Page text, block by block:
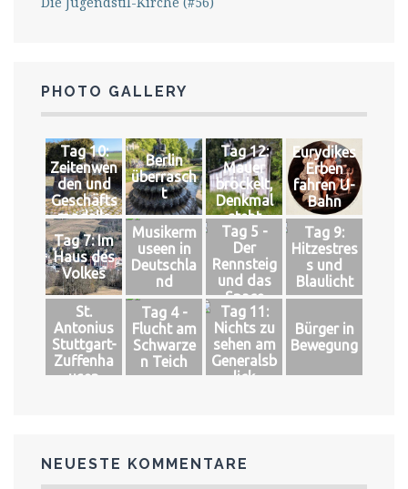
PHOTO GALLERY
Tag 10:
Zeitenwen
den und
Geschäfts
modelle
Berlin
überrasch
t
Tag 12:
Mauer
bröckelt,
Denkmal
steht
Eurydikes
Erben
fahren U-
Bahn
Tag 7: Im
Haus des
Volkes
Musikerm
useen in
Deutschla
nd
Tag 5 -
Der
Rennsteig
und das
Space
Tag 9:
Hitzestres
s und
Blaulicht
St.
Antonius
Stuttgart-
Zuffenha
usen
Tag 4 -
Flucht am
Schwarze
n Teich
Tag 11:
Nichts zu
sehen am
Generalsb
lick
Bürger in
Bewegung
NEUESTE KOMMENTARE